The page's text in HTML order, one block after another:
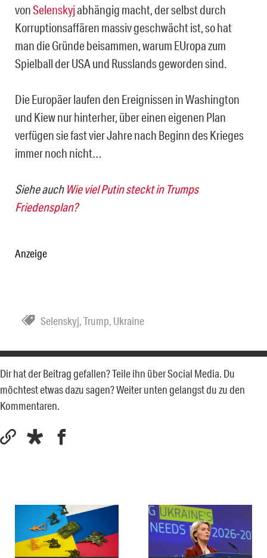
vonSelenskyjabhängig macht, der selbst durch
Korruptionsaffären massiv geschwächt ist, so hat
man die Gründe beisammen, warum EUropa zum
Spielball der USA und Russlands geworden sind.
Die Europäer laufen den Ereignissen in Washington
und Kiew nur hinterher, über einen eigenen Plan
verfügen sie fast vier Jahre nach Beginn des Krieges
immer noch nicht…
Siehe auch Wie viel Putin steckt in Trumps
Friedensplan?
Anzeige
Selenskyj,Trump, Ukraine
Dir hat der Beitrag gefallen? Teile ihn über Social Media. Du
möchtest etwas dazu sagen? Weiter unten gelangst du zu den
Kommentaren.